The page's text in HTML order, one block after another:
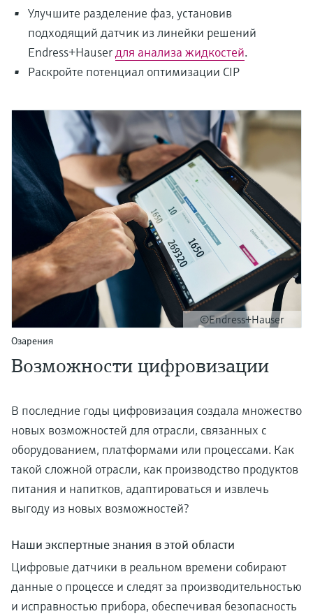
Улучшите разделение фаз, установив
подходящий датчик из линейки решений
Endress+Hauserдля анализа жидкостей.
Раскройте потенциал оптимизации CIP
©Endress+Hauser
Озарения
Возможности цифровизации
В последние годы цифровизация создала множество
новых возможностей для отрасли, связанных с
оборудованием, платформами или процессами. Как
такой сложной отрасли, как производство продуктов
питания и напитков, адаптироваться и извлечь
выгоду из новых возможностей?
Наши экспертные знания в этой области
Цифровые датчики в реальном времени собирают
данные о процессе и следят за производительностью
и исправностью прибора, обеспечивая безопасность